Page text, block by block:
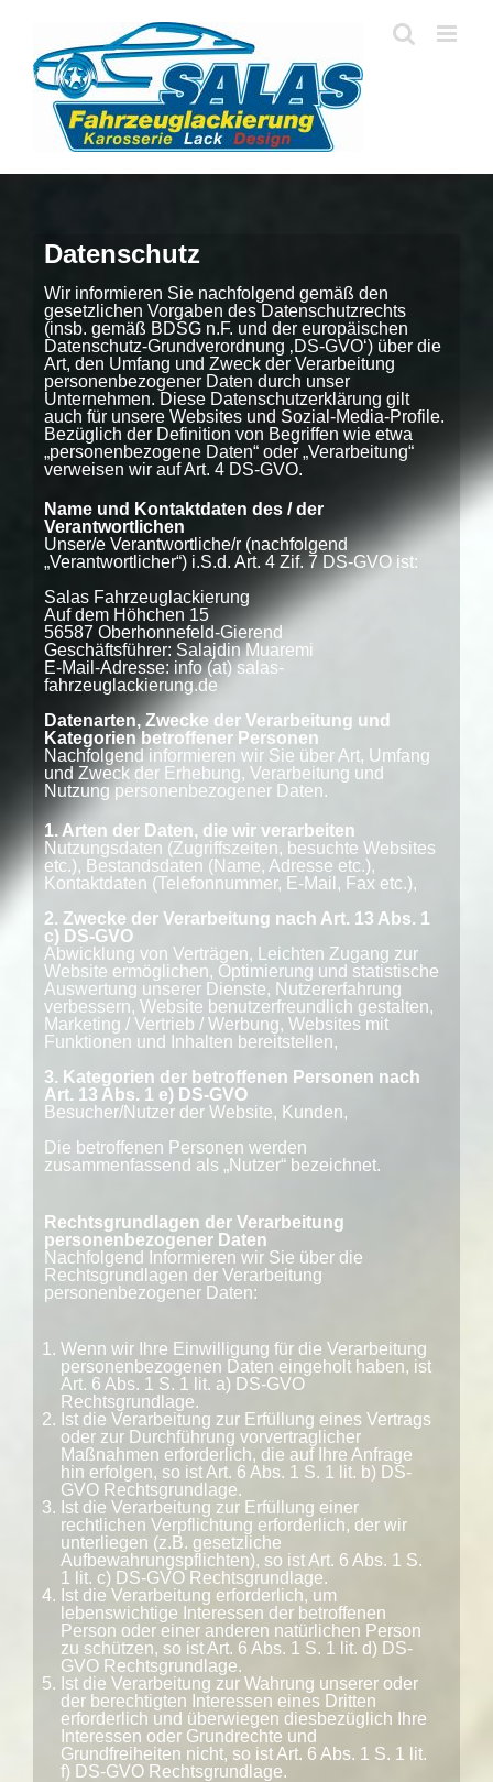
Datenschutz
Wir informieren Sie nachfolgend gemäß den
gesetzlichen Vorgaben des Datenschutzrechts
(insb. gemäß BDSG n.F. und der europäischen
Datenschutz-Grundverordnung ‚DS-GVO‘) über die
Art, den Umfang und Zweck der Verarbeitung
personenbezogener Daten durch unser
Unternehmen. Diese Datenschutzerklärung gilt
auch für unsere Websites und Sozial-Media-Profile.
Bezüglich der Definition von Begriffen wie etwa
„personenbezogene Daten“ oder „Verarbeitung“
verweisen wir auf Art. 4 DS-GVO.
Name und Kontaktdaten des / der
Verantwortlichen
Unser/e Verantwortliche/r (nachfolgend
„Verantwortlicher“) i.S.d. Art. 4 Zif. 7 DS-GVO ist:
Salas Fahrzeuglackierung
Auf dem Höhchen 15
56587 Oberhonnefeld-Gierend
Geschäftsführer: Salajdin Muaremi
E-Mail-Adresse: info (at) salas-
fahrzeuglackierung.de
Datenarten, Zwecke der Verarbeitung und
Kategorien betroffener Personen
Nachfolgend informieren wir Sie über Art, Umfang
und Zweck der Erhebung, Verarbeitung und
Nutzung personenbezogener Daten.
1. Arten der Daten, die wir verarbeiten
Nutzungsdaten (Zugriffszeiten, besuchte Websites
etc.), Bestandsdaten (Name, Adresse etc.),
Kontaktdaten (Telefonnummer, E-Mail, Fax etc.),
2. Zwecke der Verarbeitung nach Art. 13 Abs. 1
c) DS-GVO
Abwicklung von Verträgen, Leichten Zugang zur
Website ermöglichen, Optimierung und statistische
Auswertung unserer Dienste, Nutzererfahrung
verbessern, Website benutzerfreundlich gestalten,
Marketing / Vertrieb / Werbung, Websites mit
Funktionen und Inhalten bereitstellen,
3. Kategorien der betroffenen Personen nach
Art. 13 Abs. 1 e) DS-GVO
Besucher/Nutzer der Website, Kunden,
Die betroffenen Personen werden
zusammenfassend als „Nutzer“ bezeichnet.
Rechtsgrundlagen der Verarbeitung
personenbezogener Daten
Nachfolgend Informieren wir Sie über die
Rechtsgrundlagen der Verarbeitung
personenbezogener Daten:
Wenn wir Ihre Einwilligung für die Verarbeitung
personenbezogenen Daten eingeholt haben, ist
Art. 6 Abs. 1 S. 1 lit. a) DS-GVO
Rechtsgrundlage.
Ist die Verarbeitung zur Erfüllung eines Vertrags
oder zur Durchführung vorvertraglicher
Maßnahmen erforderlich, die auf Ihre Anfrage
hin erfolgen, so ist Art. 6 Abs. 1 S. 1 lit. b) DS-
GVO Rechtsgrundlage.
Ist die Verarbeitung zur Erfüllung einer
rechtlichen Verpflichtung erforderlich, der wir
unterliegen (z.B. gesetzliche
Aufbewahrungspflichten), so ist Art. 6 Abs. 1 S.
1 lit. c) DS-GVO Rechtsgrundlage.
Ist die Verarbeitung erforderlich, um
lebenswichtige Interessen der betroffenen
Person oder einer anderen natürlichen Person
zu schützen, so ist Art. 6 Abs. 1 S. 1 lit. d) DS-
GVO Rechtsgrundlage.
Ist die Verarbeitung zur Wahrung unserer oder
der berechtigten Interessen eines Dritten
erforderlich und überwiegen diesbezüglich Ihre
Interessen oder Grundrechte und
Grundfreiheiten nicht, so ist Art. 6 Abs. 1 S. 1 lit.
f) DS-GVO Rechtsgrundlage.